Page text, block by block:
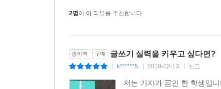
2명이 이 리뷰를 추천합니다.
종이책 구매 글쓰기 실력을 키우고 싶다면?
k******5 2019-02-13 신고
저는 기자가 꿈인 한 학생입